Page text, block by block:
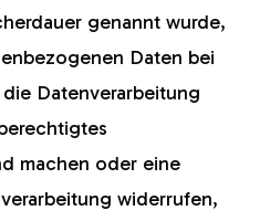
genannt wurde,
Daten bei
Datenverarbeitung
machen oder eine
widerrufen,